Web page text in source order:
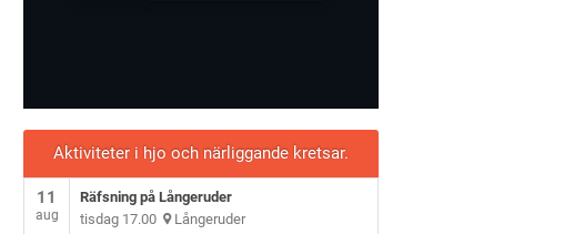
Aktiviteter i hjo och närliggande kretsar.
11
aug
Räfsning på Långeruder
tisdag 17.00 Långeruder